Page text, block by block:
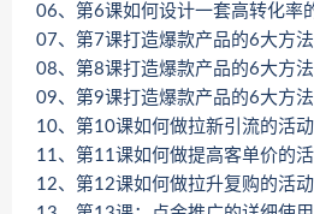
06、第6课如何设计一套高转化率
07、第7课打造爆款产品的6大方
08、第8课打造爆款产品的6大方
09、第9课打造爆款产品的6大方
10、第10课如何做拉新引流的活
11、第11课如何做提高客单价的
12、第12课如何做拉升复购的活